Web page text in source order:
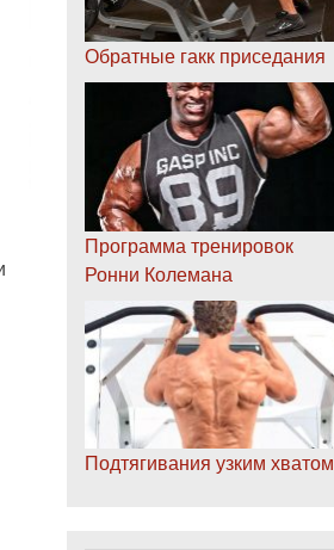
Обратные гакк приседания
Программа тренировок
Ронни Колемана
Подтягивания узким хватом